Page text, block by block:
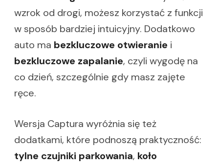
wzrok od drogi, możesz korzystać z funkcji
w sposób bardziej intuicyjny. Dodatkowo
auto ma bezkluczowe otwieranie i
bezkluczowe zapalanie, czyli wygodę na
co dzień, szczególnie gdy masz zajęte
ręce.
Wersja Captura wyróżnia się też
dodatkami, które podnoszą praktyczność:
tylne czujniki parkowania, koło